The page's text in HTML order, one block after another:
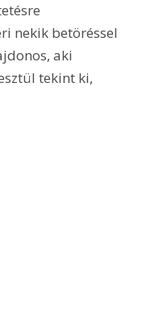
nekik betöréssel
aki
tekint ki,